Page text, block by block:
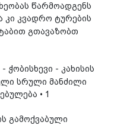
წარმოადგენს
კი კვადრო ტურების
გთავაზობთ
- კახისის
სრული მანძილი
• 1
გამოქვაბული